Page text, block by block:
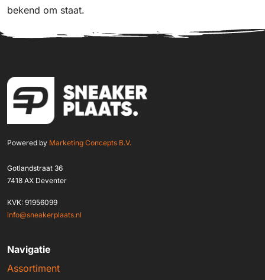
bekend om staat.
Powered by Marketing Concepts B.V.
Gotlandstraat 36
7418 AX Deventer
KVK: 91956099
info@sneakerplaats.nl
Navigatie
Assortiment